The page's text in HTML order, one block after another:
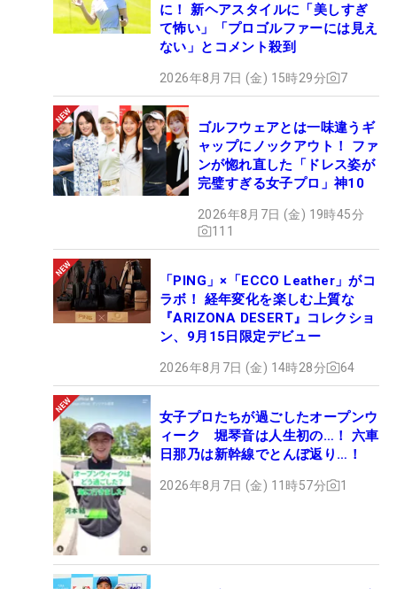
に！ 新ヘアスタイルに「美しすぎ
て怖い」「プロゴルファーには見え
ない」とコメント殺到
2026年8月7日 (金) 15時29分 7
ゴルフウェアとは一味違うギ
ャップにノックアウト！ ファ
ンが惚れ直した「ドレス姿が
完璧すぎる女子プロ」神10
2026年8月7日 (金) 19時45分
111
「PING」×「ECCO Leather」がコ
ラボ！ 経年変化を楽しむ上質な
『ARIZONA DESERT』コレクショ
ン、9月15日限定デビュー
2026年8月7日 (金) 14時28分 64
女子プロたちが過ごしたオープンウ
ィーク 堀琴音は人生初の…！ 六車
日那乃は新幹線でとんぼ返り…！
2026年8月7日 (金) 11時57分 1